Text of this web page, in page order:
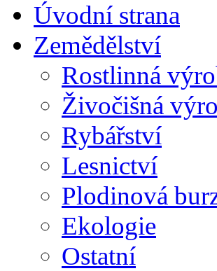
Úvodní strana
Zemědělství
Rostlinná
Živočišná
Rybářství
Lesnictví
Plodinová
Ekologie
Ostatní